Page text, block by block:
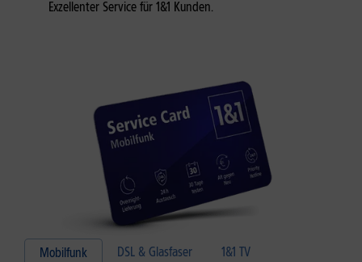
Exzellenter Service für 1&1 Kunden.
Mobilfunk DSL & Glasfaser 1&1 TV